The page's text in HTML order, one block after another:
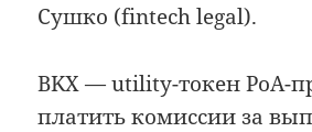
Сушко (fintech legal).
BKX — utility-токен PoA-
платить комиссии за